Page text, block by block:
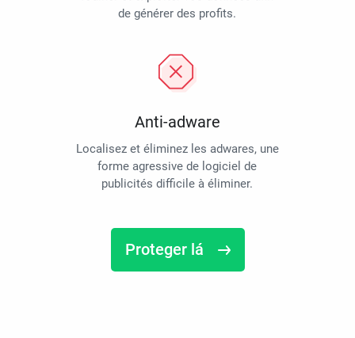
de générer des profits.
Anti-adware
Localisez et éliminez les adwares, une
forme agressive de logiciel de
publicités difficile à éliminer.
Proteger lá